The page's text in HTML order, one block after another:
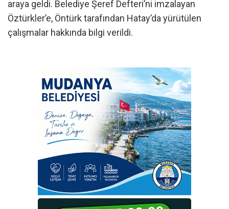
araya geldi. Belediye Şeref Defteri’ni imzalayan
Öztürkler’e, Öntürk tarafından Hatay’da yürütülen
çalışmalar hakkında bilgi verildi.